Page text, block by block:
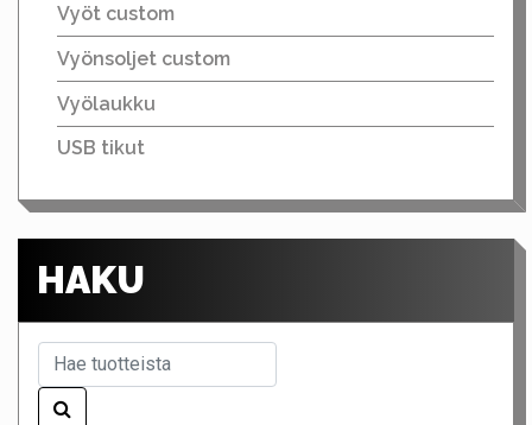
Vyöt custom
Vyönsoljet custom
Vyölaukku
USB tikut
HAKU